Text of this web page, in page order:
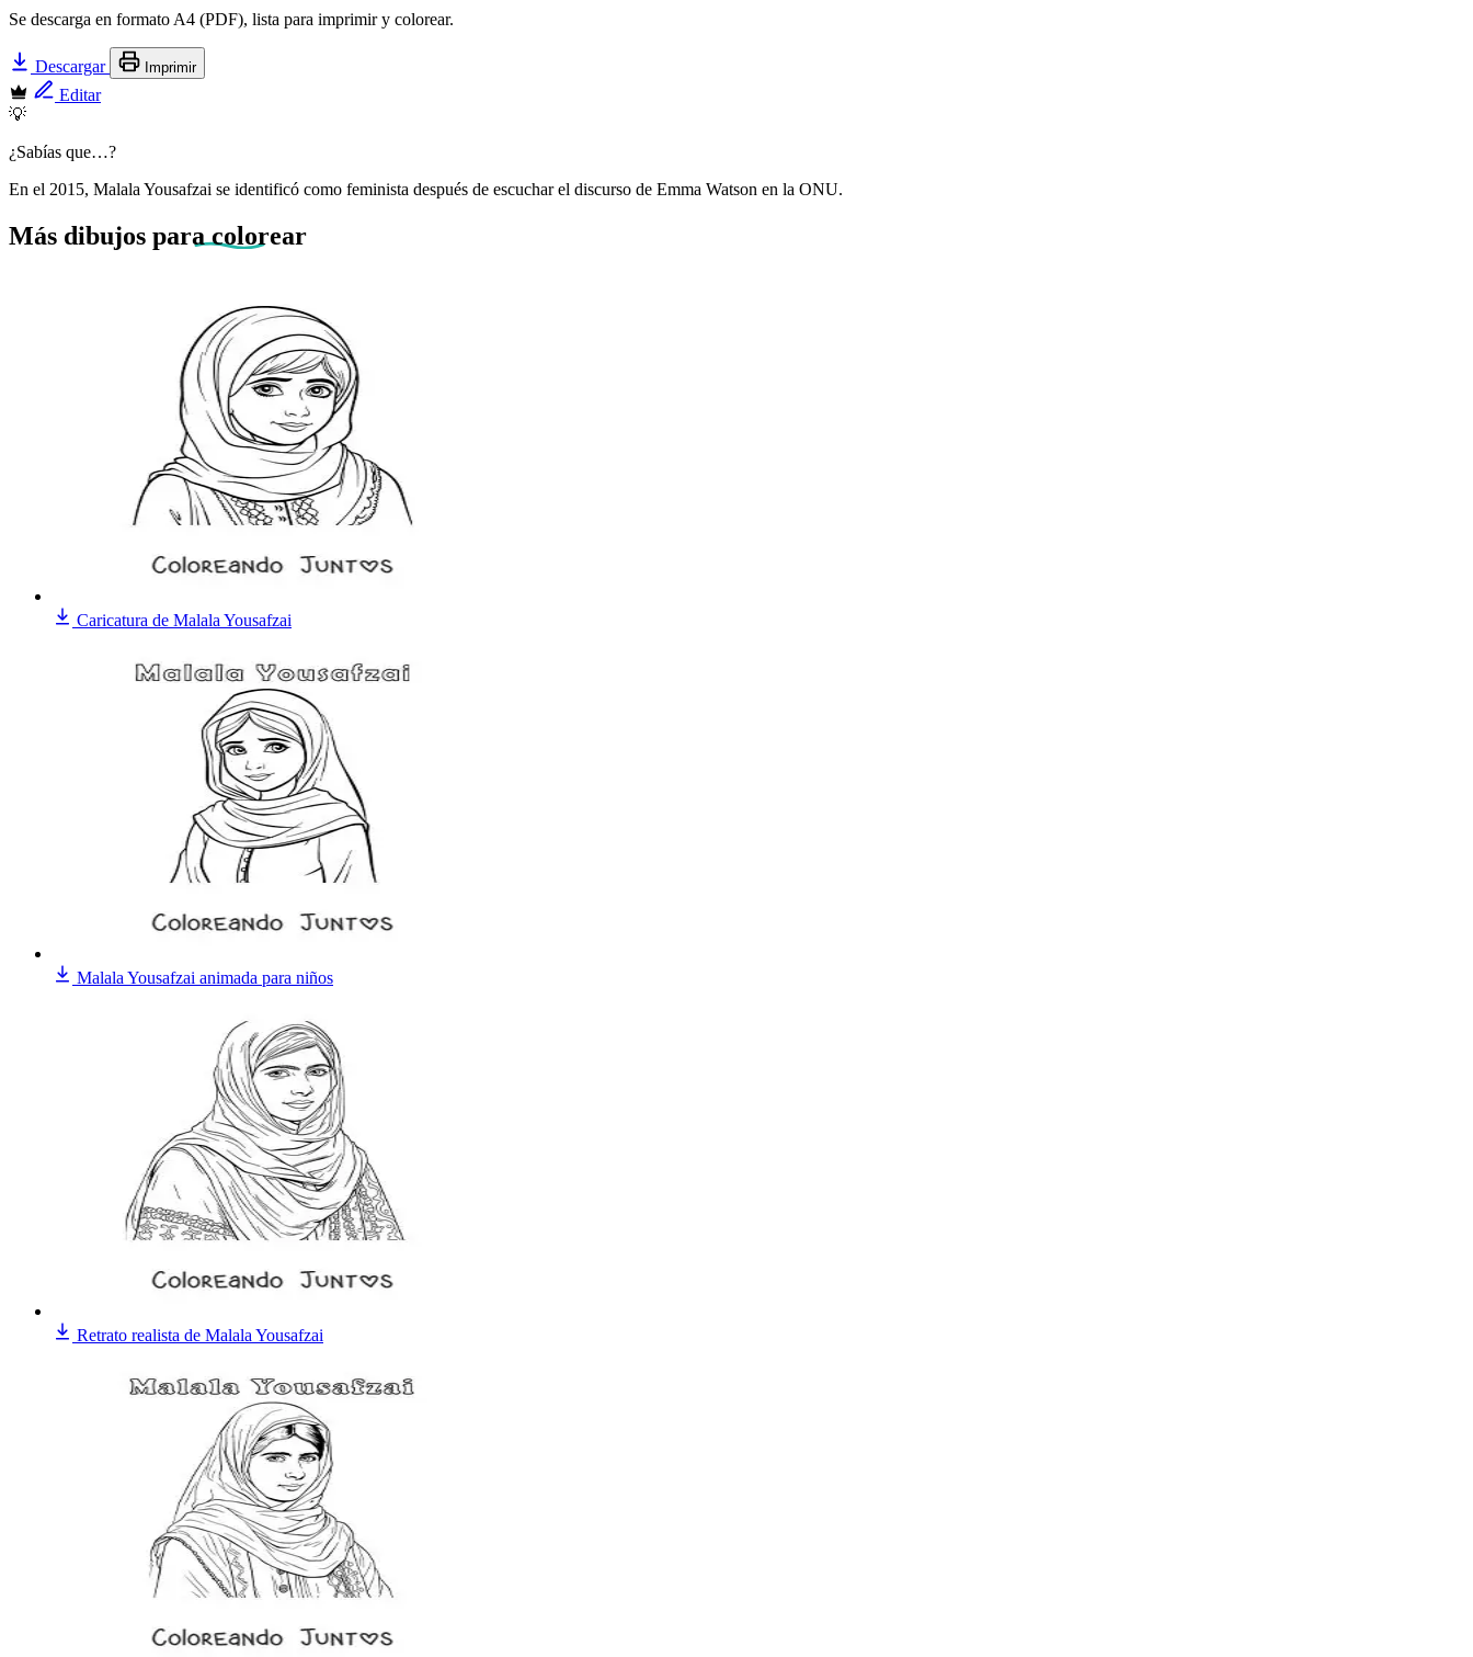
Se descarga en formato A4 (PDF), lista para imprimir y colorear.
Descargar Imprimir
Editar
💡
¿Sabías que…?
En el 2015, Malala Yousafzai se identificó como feminista después de escuchar el discurso de Emma Watson en la ONU.
Más dibujos para colorear
Caricatura de Malala Yousafzai
Malala Yousafzai animada para niños
Retrato realista de Malala Yousafzai